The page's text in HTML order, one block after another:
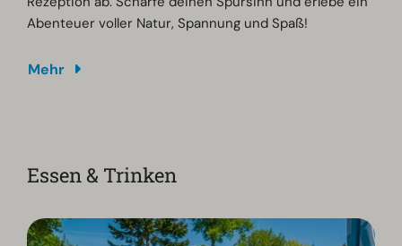
Abenteuer voller Natur, Spannung und Spaß!
Mehr
Essen & Trinken